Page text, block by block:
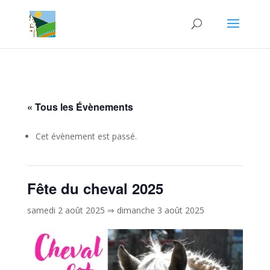
« Tous les Évènements
Cet évènement est passé.
Fête du cheval 2025
samedi 2 août 2025 ⇒ dimanche 3 août 2025